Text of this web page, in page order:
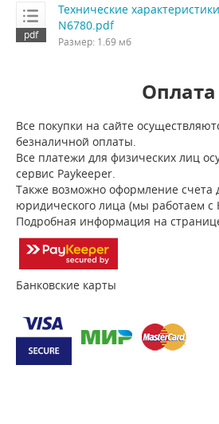
Технические
N6780.pdf
Размер: 1.69 мб
Оплата
Все покупки на сайте
безналичной оплаты.
Все платежи для физических лиц
сервис Paykeeper.
Также возможно оформление счета
юридического лица (мы работаем с
Подробная информация на
Банковские карты